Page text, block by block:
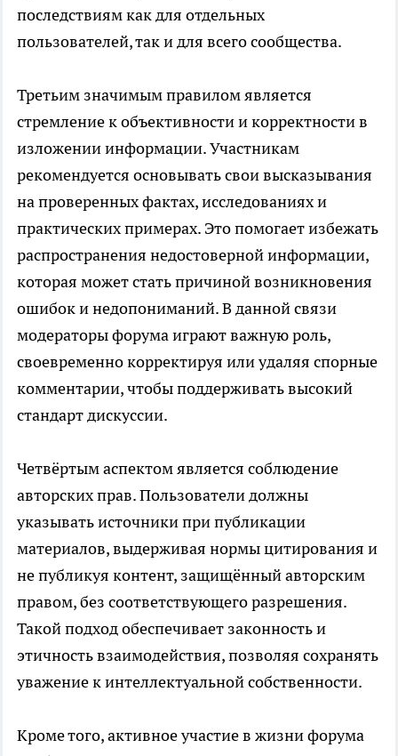
последствиям как для отдельных
пользователей, так и для всего сообщества.
Третьим значимым правилом является
стремление к объективности и корректности в
изложении информации. Участникам
рекомендуется основывать свои высказывания
на проверенных фактах, исследованиях и
практических примерах. Это помогает избежать
распространения недостоверной информации,
которая может стать причиной возникновения
ошибок и недопониманий. В данной связи
модераторы форума играют важную роль,
своевременно корректируя или удаляя спорные
комментарии, чтобы поддерживать высокий
стандарт дискуссии.
Четвёртым аспектом является соблюдение
авторских прав. Пользователи должны
указывать источники при публикации
материалов, выдерживая нормы цитирования и
не публикуя контент, защищённый авторским
правом, без соответствующего разрешения.
Такой подход обеспечивает законность и
этичность взаимодействия, позволяя сохранять
уважение к интеллектуальной собственности.
Кроме того, активное участие в жизни форума